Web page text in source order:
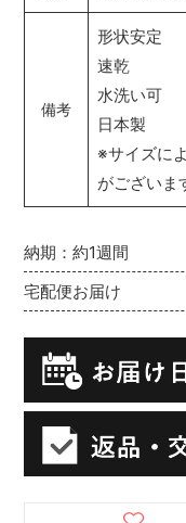
納期：約1週間
宅配便お届け
備考
形状安定
速乾
水洗い可
日本製
※サイズに
がございま